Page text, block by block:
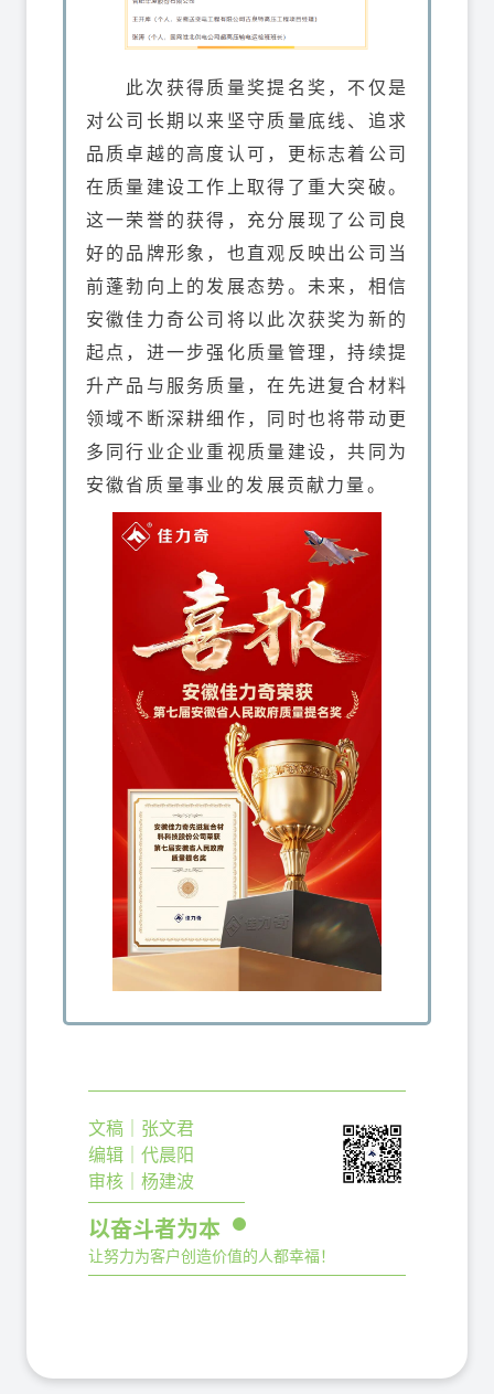
此次获得质量奖提名奖，不仅是
对公司长期以来坚守质量底线、追求
品质卓越的高度认可，更标志着公司
在质量建设工作上取得了重大突破。
这一荣誉的获得，充分展现了公司良
好的品牌形象，也直观反映出公司当
前蓬勃向上的发展态势。未来，相信
安徽佳力奇公司将以此次获奖为新的
起点，进一步强化质量管理，持续提
升产品与服务质量，在先进复合材料
领域不断深耕细作，同时也将带动更
多同行业企业重视质量建设，共同为
安徽省质量事业的发展贡献力量。
文稿｜张文君
编辑｜代晨阳
审核｜杨建波
以奋斗者为本
让努力为客户创造价值的人都幸福！